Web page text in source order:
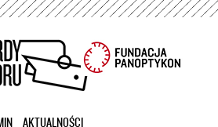
AKTUALNOŚCI